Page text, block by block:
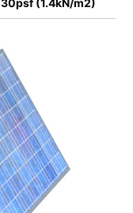
30psf (1.4kN/m2)